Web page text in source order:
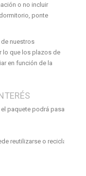
o no incluir
ponte
de nuestros
lo que los plazos de
en función de la
paquete podrá pasar por
reutilizarse o reciclarse.